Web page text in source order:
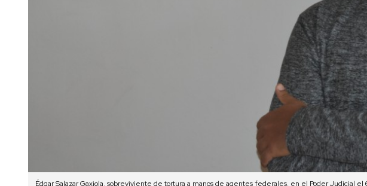
Édgar Salazar Gaxiola, sobreviviente de tortura a manos de agentes federales, en el Poder Judicial